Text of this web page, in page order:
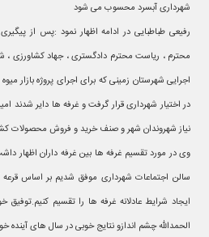
شهرداری آبسرد محسوب می شود
رفیعی طباطبایی در ادامه اظهار نمود :پس از
محترم ، ریاست محترم دادگستری ، جهاد کشاورزی ،
اجرایی شهرستان زمینی که برای اجرای پروژه بازار
در اختیار شهرداری قرار گرفت و غرفه ها دایر شدند
نیاز شهروندان شهر و صنف خرید و فروش محصولات
وی در مورد تقسیم غرفه ها بین غرفه داران اظهار
سالن اجتماعات شهرداری موفق شدیم بر اساس
ایجاد شرایط عادلانه غرفه ها را تقسیم
الحمدالله چشم اندازو نتایج خوبی در سال های آینده